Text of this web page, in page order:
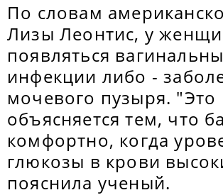
По словам
Лизы Леонтис, у
появляться
инфекции либо -
мочевого пузыря. "Это
объясняется тем, что
комфортно, когда
глюкозы в крови
пояснила ученый.